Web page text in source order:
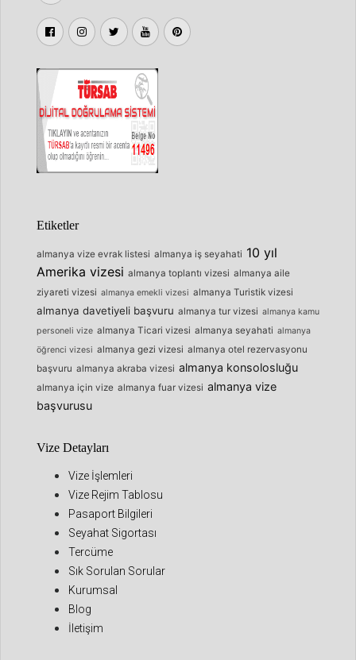
Etiketler
almanya vize evrak listesi almanya iş seyahati 10 yıl
Amerika vizesi almanya toplantı vizesi almanya aile
ziyareti vizesi almanya emekli vizesi almanya Turistik vizesi
almanya davetiyeli başvuru almanya tur vizesi almanya kamu
personeli vize almanya Ticari vizesi almanya seyahati almanya
öğrenci vizesi almanya gezi vizesi almanya otel rezervasyonu
başvuru almanya akraba vizesi almanya konsolosluğu
almanya için vize almanya fuar vizesi almanya vize
başvurusu
Vize Detayları
Vize İşlemleri
Vize Rejim Tablosu
Pasaport Bilgileri
Seyahat Sigortası
Tercüme
Sık Sorulan Sorular
Kurumsal
Blog
İletişim